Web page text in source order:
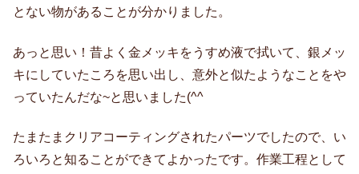
とない物があることが分かりました。
あっと思い！昔よく金メッキをうすめ液で拭いて、銀メッ
キにしていたころを思い出し、意外と似たようなことをや
っていたんだな~と思いました(^^ゞ
たまたまクリアコーティングされたパーツでしたので、い
ろいろと知ることができてよかったです。作業工程として